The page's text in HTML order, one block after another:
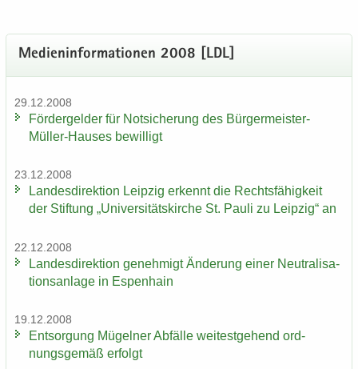
Me­di­en­in­for­ma­tio­nen 2008 [LDL]
29.12.2008
För­der­gel­der für Not­si­che­rung des Bürgermeister-​
Müller-Hauses be­wil­ligt
23.12.2008
Lan­des­di­rek­ti­on Leip­zig er­kennt die Rechts­fä­hig­keit
der Stif­tung „Uni­ver­si­täts­kir­che St. Pauli zu Leip­zig“ an
22.12.2008
Lan­des­di­rek­ti­on ge­neh­migt Än­de­rung einer Neu­tra­li­sa­
ti­ons­an­la­ge in Es­pen­hain
19.12.2008
Ent­sor­gung Mü­gel­ner Ab­fäl­le wei­test­ge­hend ord­
nungs­ge­mäß er­folgt